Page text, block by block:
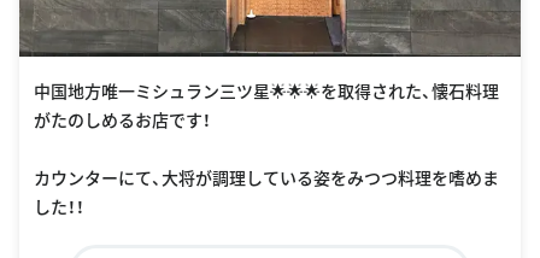
中国地方唯一ミシュラン三ツ星🌟🌟🌟を取得された、懐石料理
がたのしめるお店です！
カウンターにて、大将が調理している姿をみつつ料理を嗜めま
した！！